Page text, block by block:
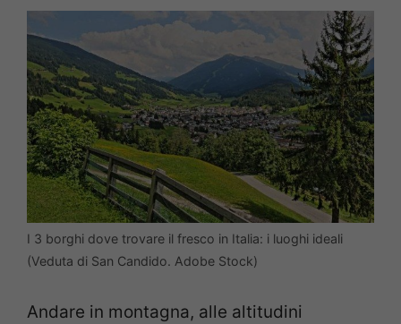
I 3 borghi dove trovare il fresco in Italia: i luoghi ideali
(Veduta di San Candido. Adobe Stock)
Andare in montagna, alle altitudini